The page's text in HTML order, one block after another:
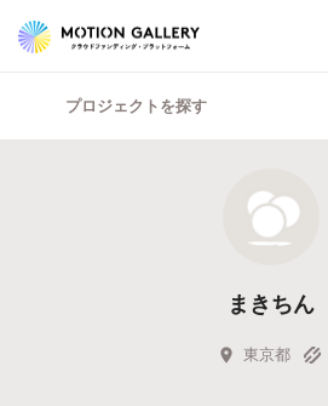
プロジェクトを探す
まきちん
東京都